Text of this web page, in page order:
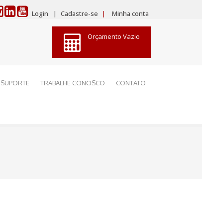
Login | Cadastre-se | Minha conta
Orçamento Vazio
SUPORTE TRABALHE CONOSCO CONTATO